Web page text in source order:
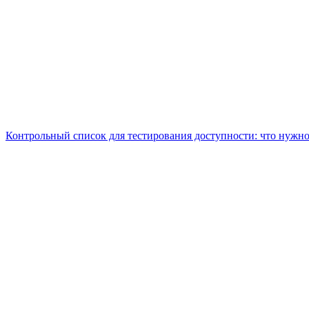
Контрольный список для тестирования доступности: что